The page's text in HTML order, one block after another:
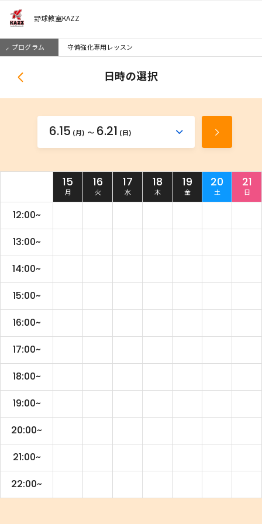
野球教室KAZZ
プログラム 守備強化専用レッスン
日時の選択
6.15 (月)
か6.21 (日)
次
を
見
15
月
16
火
17
水
18
木
19
金
20
土
21
日
12:00~
13:00~
14:00~
15:00~
16:00~
17:00~
18:00~
19:00~
20:00~
21:00~
22:00~